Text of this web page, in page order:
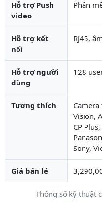
Thông số kỹ thuật
Hỗ trợ Push
video
Phần
Hỗ trợ kết
nối
RJ45,
Hỗ trợ người
dùng
128
Tương thích
Vision,
CP
Sony,
Giá bán lẻ